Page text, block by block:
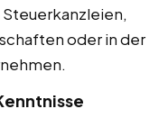
oder in der